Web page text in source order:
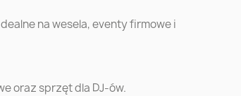
Ruda Śląska Opole
na wesela, eventy firmowe i
oraz sprzęt dla DJ-ów.